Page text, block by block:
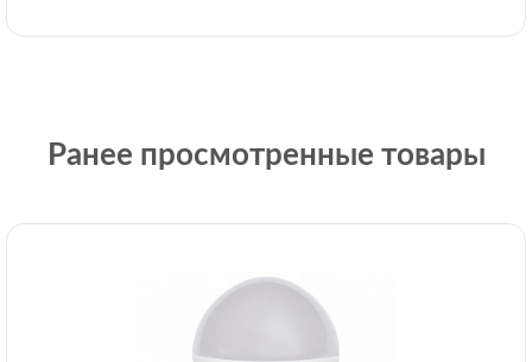
Ранее просмотренные товары